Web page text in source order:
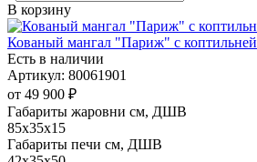
В корзину
Кованый мангал "Париж" с коптильней
Есть в наличии
Артикул: 80061901
от 49 900 ₽
Габариты жаровни см, ДШВ
85x35x15
Габариты печи см, ДШВ